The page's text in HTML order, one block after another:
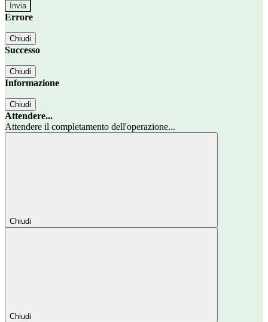
Errore
Chiudi
Successo
Chiudi
Informazione
Chiudi
Attendere...
Attendere il completamento dell'operazione...
Chiudi
Chiudi